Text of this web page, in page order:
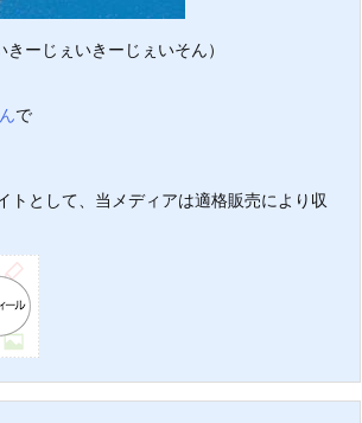
ーじぇいきーじぇいそん）
で
トとして、当メディアは適格販売により収